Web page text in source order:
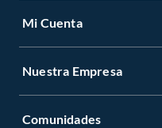
Mi Cuenta
Nuestra Empresa
Comunidades